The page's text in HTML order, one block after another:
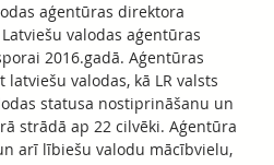
aģentūras direktora
valodas aģentūras
2016.gadā. Aģentūras
valodas, kā LR valsts
statusa nostiprināšanu un
strādā ap 22 cilvēki. Aģentūra
arī lībiešu valodu mācībvielu,